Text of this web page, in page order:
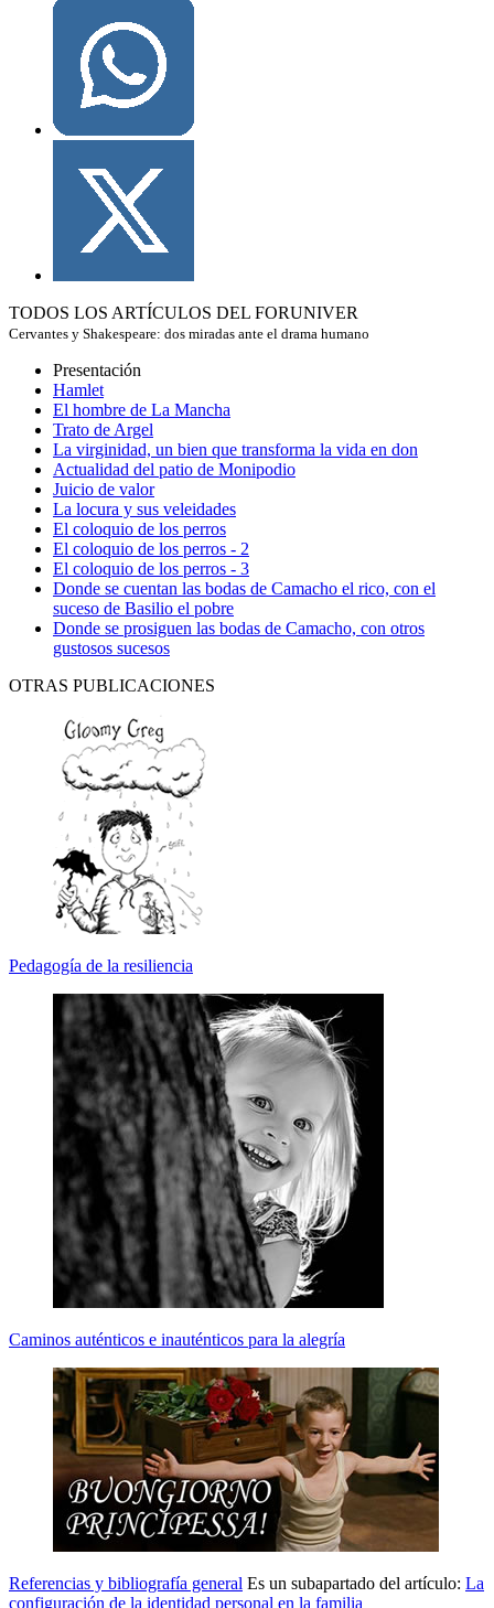
TODOS LOS ARTÍCULOS DEL FORUNIVER
Cervantes y Shakespeare: dos miradas ante el drama humano
Presentación
Hamlet
El hombre de La Mancha
Trato de Argel
La virginidad, un bien que transforma la vida en don
Actualidad del patio de Monipodio
Juicio de valor
La locura y sus veleidades
El coloquio de los perros
El coloquio de los perros - 2
El coloquio de los perros - 3
Donde se cuentan las bodas de Camacho el rico, con el
suceso de Basilio el pobre
Donde se prosiguen las bodas de Camacho, con otros
gustosos sucesos
OTRAS PUBLICACIONES
Pedagogía de la resiliencia
Caminos auténticos e inauténticos para la alegría
Referencias y bibliografía general Es un subapartado del artículo: La
configuración de la identidad personal en la familia